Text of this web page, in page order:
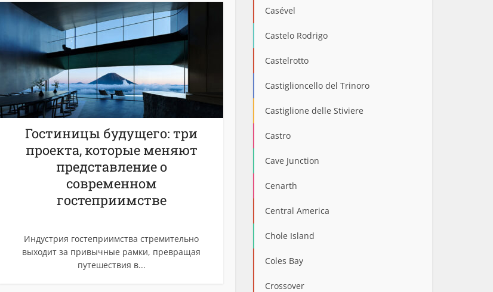
Гостиницы будущего: три
проекта, которые меняют
представление о
современном
гостеприимстве
Индустрия гостеприимства стремительно
выходит за привычные рамки, превращая
путешествия в...
Casével
Castelo Rodrigo
Castelrotto
Castiglioncello del Trinoro
Castiglione delle Stiviere
Castro
Cave Junction
Cenarth
Central America
Chole Island
Coles Bay
Crossover